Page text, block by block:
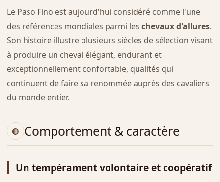
Le Paso Fino est aujourd'hui considéré comme l'une
des références mondiales parmi les chevaux d'allures.
Son histoire illustre plusieurs siècles de sélection visant
à produire un cheval élégant, endurant et
exceptionnellement confortable, qualités qui
continuent de faire sa renommée auprès des cavaliers
du monde entier.
Comportement & caractère
Un tempérament volontaire et coopératif